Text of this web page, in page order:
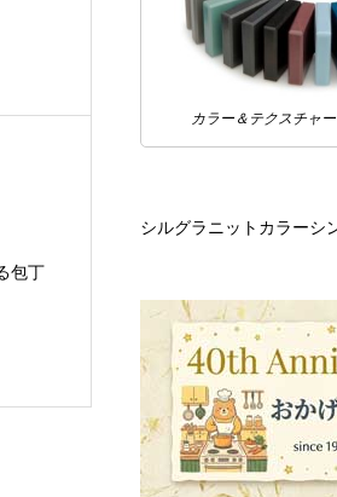
包丁
カラー＆テクスチャ
シルグラニットカラーシ